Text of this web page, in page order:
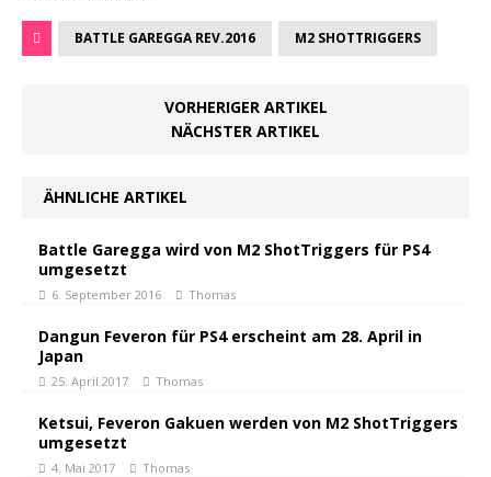
BATTLE GAREGGA REV.2016 M2 SHOTTRIGGERS
VORHERIGER ARTIKEL
NÄCHSTER ARTIKEL
ÄHNLICHE ARTIKEL
Battle Garegga wird von M2 ShotTriggers für PS4
umgesetzt
6. September 2016 Thomas
Dangun Feveron für PS4 erscheint am 28. April in
Japan
25. April 2017 Thomas
Ketsui, Feveron Gakuen werden von M2 ShotTriggers
umgesetzt
4. Mai 2017 Thomas